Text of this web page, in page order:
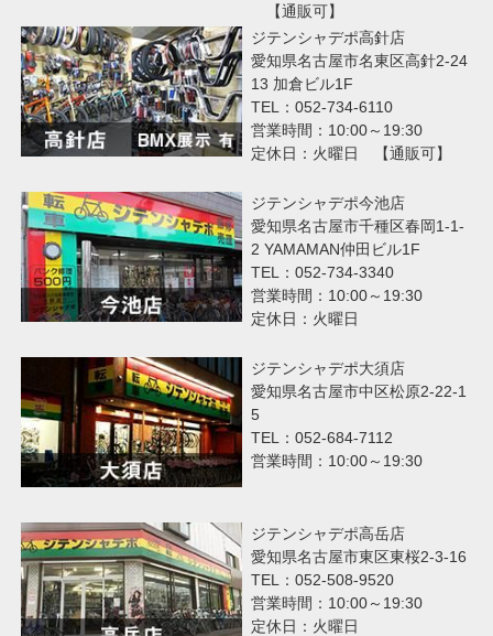
【通販可】
ジテンシャデポ高針店
愛知県名古屋市名東区高針2-24
13 加倉ビル1F
TEL：052-734-6110
営業時間：10:00～19:30
定休日：火曜日 【通販可】
ジテンシャデポ今池店
愛知県名古屋市千種区春岡1-1-
2 YAMAMAN仲田ビル1F
TEL：052-734-3340
営業時間：10:00～19:30
定休日：火曜日
ジテンシャデポ大須店
愛知県名古屋市中区松原2-22-1
5
TEL：052-684-7112
営業時間：10:00～19:30
ジテンシャデポ高岳店
愛知県名古屋市東区東桜2-3-16
TEL：052-508-9520
営業時間：10:00～19:30
定休日：火曜日